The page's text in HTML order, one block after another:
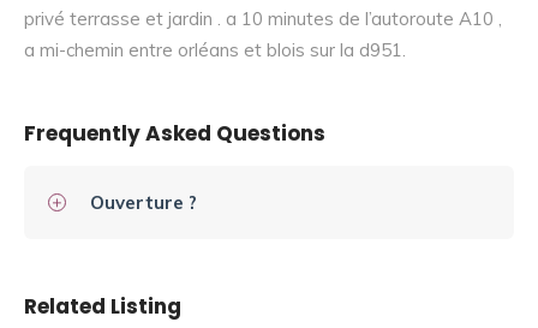
privé terrasse et jardin . a 10 minutes de l’autoroute A10 ,
a mi-chemin entre orléans et blois sur la d951.
Frequently Asked Questions
Ouverture ?
Related Listing